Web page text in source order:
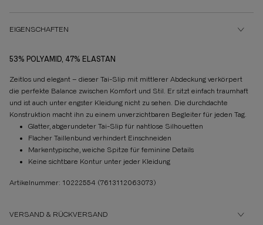
EIGENSCHAFTEN
53% POLYAMID, 47% ELASTAN
Zeitlos und elegant – dieser Tai-Slip mit mittlerer Abdeckung verkörpert
die perfekte Balance zwischen Komfort und Stil. Er sitzt einfach traumhaft
und ist auch unter engster Kleidung nicht zu sehen. Die durchdachte
Konstruktion macht ihn zu einem unverzichtbaren Begleiter für jeden Tag.
Glatter, abgerundeter Tai-Slip für nahtlose Silhouetten
Flacher Taillenbund verhindert Einschneiden
Markentypische, weiche Spitze für feminine Details
Keine sichtbare Kontur unter jeder Kleidung
Artikelnummer: 10222554 (7613112063073)
VERSAND & RÜCKVERSAND